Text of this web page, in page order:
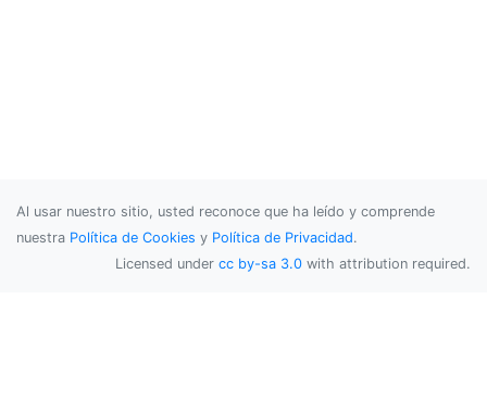
Al usar nuestro sitio, usted reconoce que ha leído y comprende
nuestra Política de Cookies y Política de Privacidad.
Licensed under cc by-sa 3.0 with attribution required.